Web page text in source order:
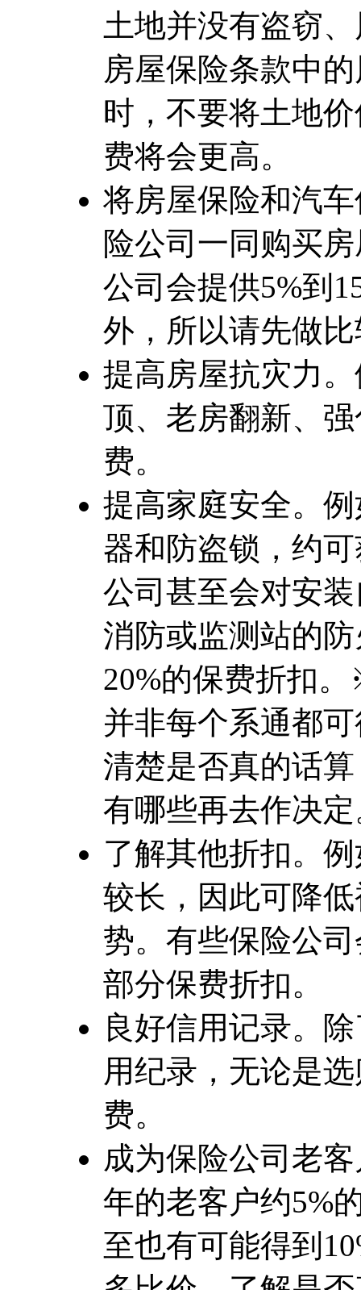
土地并没有盗窃
房屋保险条款中
时，不要将土地
费将会更高。
将房屋保险和汽
险公司一同购买
公司会提供5%到
外，所以请先做
提高房屋抗灾力
顶、老房翻新、
费。
提高家庭安全。
器和防盗锁，约
公司甚至会对安
消防或监测站的
20%的保费折扣
并非每个系通都
清楚是否真的话
有哪些再去作决
了解其他折扣。
较长，因此可降
势。有些保险公
部分保费折扣。
良好信用记录。
用纪录，无论是
费。
成为保险公司老
年的老客户约5%
至也有可能得到